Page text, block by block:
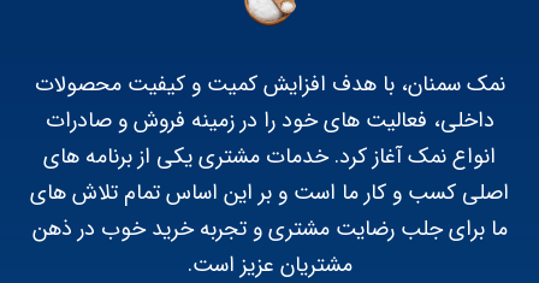
نمک سمنان، با هدف افزایش کمیت و کیفیت محصولات
داخلی، فعالیت های خود را در زمینه فروش و صادرات
انواع نمک آغاز کرد. خدمات مشتری یکی از برنامه های
اصلی کسب و کار ما است و بر این اساس تمام تلاش های
ما برای جلب رضایت مشتری و تجربه خرید خوب در ذهن
مشتریان عزیز است.